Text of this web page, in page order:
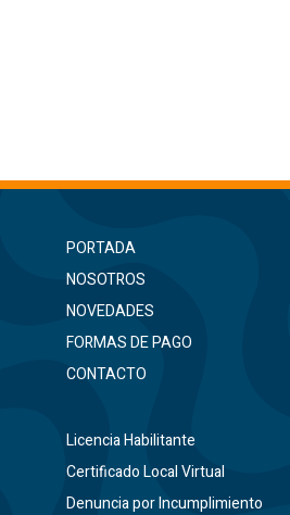
PORTADA
NOSOTROS
NOVEDADES
FORMAS DE PAGO
CONTACTO
Licencia Habilitante
Certificado Local Virtual
Denuncia por Incumplimiento